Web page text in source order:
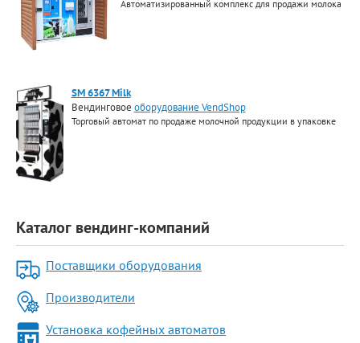
Автоматизированный комплекс для продажи молока
SM 6367 Milk
Вендинговое оборудование VendShop
Торговый автомат по продаже молочной продукции в упаковке
Каталог вендинг-компаний
Поставщики оборудования
Производители
Установка кофейных автоматов